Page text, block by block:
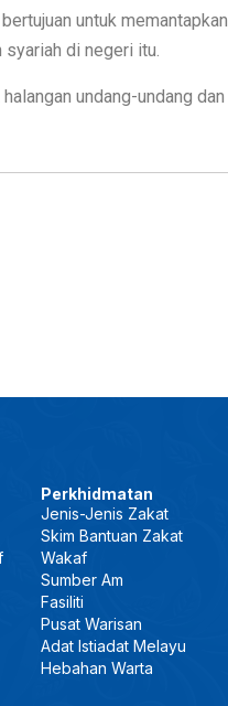
untuk memantapkan
di negeri itu.
undang-undang dan
Perkhidmatan
Jenis-Jenis Zakat
Skim Bantuan Zakat
Wakaf
Sumber Am
Fasiliti
Pusat Warisan
Adat Istiadat Melayu
Hebahan Warta